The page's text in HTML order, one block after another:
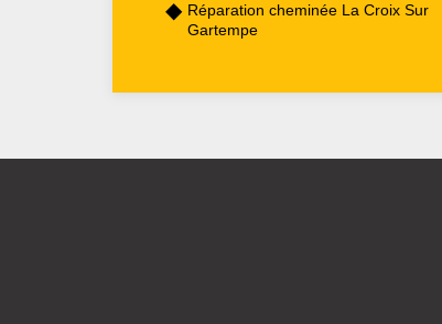
Réparation cheminée La Croix Sur
Gartempe